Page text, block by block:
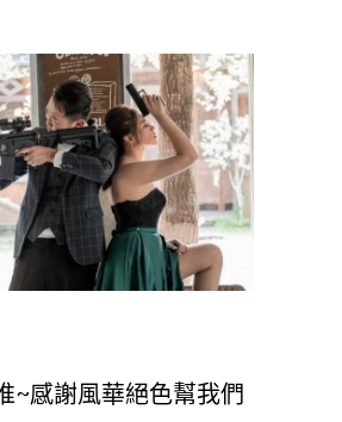
~感謝風華絕色幫我們